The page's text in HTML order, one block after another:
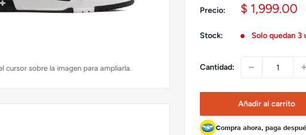
cursor sobre la imagen para ampliarla.
Precio:
Precio
venta
$ 1,999.00
Stock: Solo quedan 3
Cantidad:
Añadir al carrito
Compra ahora, paga